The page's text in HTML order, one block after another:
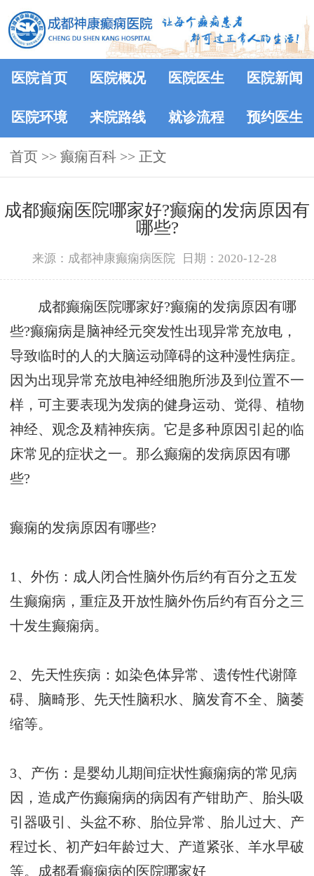
医院首页 医院概况 医院医生 医院新闻
医院环境 来院路线 就诊流程 预约医生
首页 >> 癫痫百科 >> 正文
成都癫痫医院哪家好?癫痫的发病原因有
哪些?
来源：成都神康癫痫病医院 日期：2020-12-28
成都癫痫医院哪家好?癫痫的发病原因有哪
些?癫痫病是脑神经元突发性出现异常充放电，
导致临时的人的大脑运动障碍的这种漫性病症。
因为出现异常充放电神经细胞所涉及到位置不一
样，可主要表现为发病的健身运动、觉得、植物
神经、观念及精神疾病。它是多种原因引起的临
床常见的症状之一。那么癫痫的发病原因有哪
些?
癫痫的发病原因有哪些?
1、外伤：成人闭合性脑外伤后约有百分之五发
生癫痫病，重症及开放性脑外伤后约有百分之三
十发生癫痫病。
2、先天性疾病：如染色体异常、遗传性代谢障
碍、脑畸形、先天性脑积水、脑发育不全、脑萎
缩等。
3、产伤：是婴幼儿期间症状性癫痫病的常见病
因，造成产伤癫痫病的病因有产钳助产、胎头吸
引器吸引、头盆不称、胎位异常、胎儿过大、产
程过长、初产妇年龄过大、产道紧张、羊水早破
等。 成都看癫痫病的医院哪家好